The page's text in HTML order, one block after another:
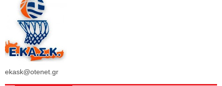
ekask@otenet.gr